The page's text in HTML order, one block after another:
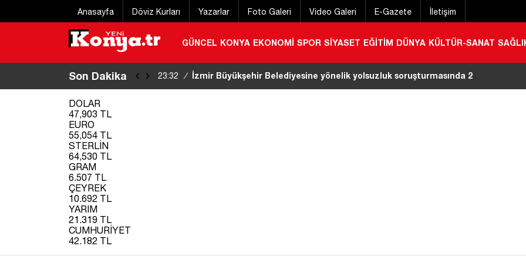
Anasayfa Döviz Kurları Yazarlar Foto Galeri Video Galeri E-Gazete İletişim
GÜNCEL KONYA EKONOMİ SPOR SİYASET EĞİTİM DÜNYA KÜLTÜR-SANAT
Son Dakika 22:20 / Eğitim uçağı kaza kırıma uğradı |
DOLAR
47,903 TL
EURO
55,054 TL
STERLİN
64,530 TL
GRAM
6.507 TL
ÇEYREK
10.692 TL
YARIM
21.319 TL
CUMHURİYET
42.182 TL